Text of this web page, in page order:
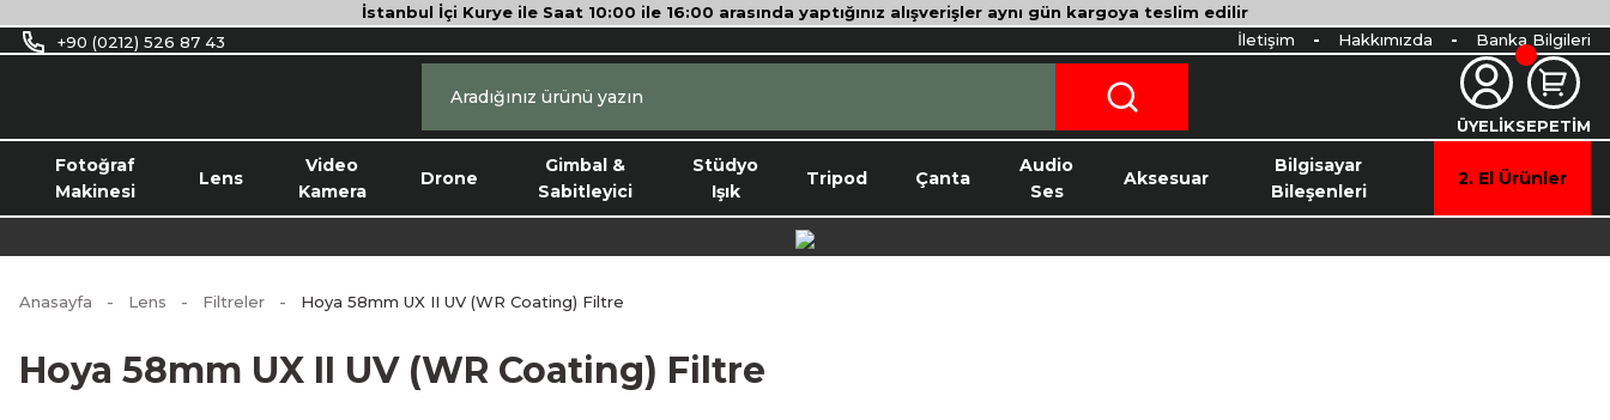
İstanbul İçi Kurye ile Saat 10:00 ile 16:00 arasında yaptığınız alışverişler aynı gün kargoya teslim edilir
+90 (0212) 526 87 43
İletişim Hakkımızda Banka Bilgileri
ÜYELİKSEPETİM
Fotoğraf
Makinesi
Lens
Video
Kamera
Drone
Gimbal &
Sabitleyici
Stüdyo
Işık
Tripod Çanta
Audio
Ses
Aksesuar
Bilgisayar
Bileşenleri
2. El Ürünler
Anasayfa Lens Filtreler Hoya 58mm UX II UV (WR Coating) Filtre
Hoya 58mm UX II UV (WR Coating) Filtre